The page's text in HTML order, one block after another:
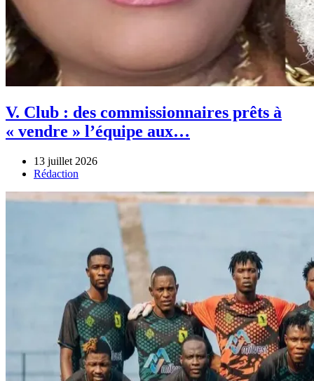
V. Club : des commissionnaires prêts à
« vendre » l’équipe aux…
13 juillet 2026
Author
Rédaction